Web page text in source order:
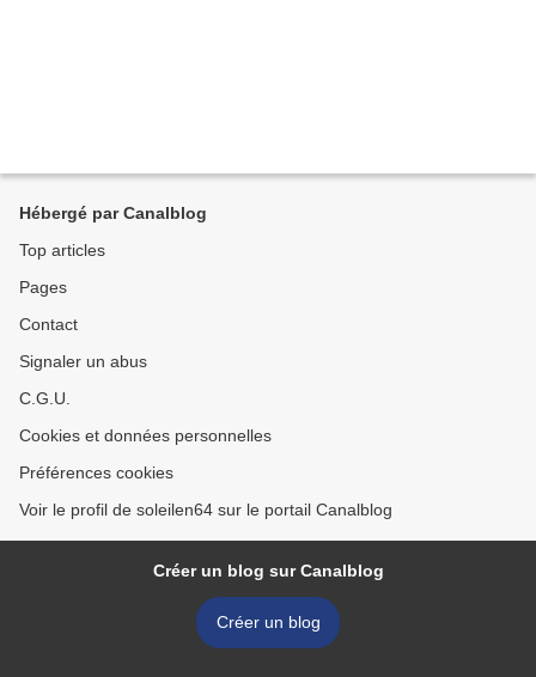
Hébergé par Canalblog
Top articles
Pages
Contact
Signaler un abus
C.G.U.
Cookies et données personnelles
Préférences cookies
Voir le profil de soleilen64 sur le portail Canalblog
Créer un blog sur Canalblog
Créer un blog